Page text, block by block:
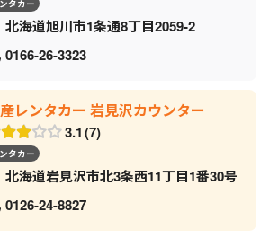
タカー
北海道旭川市1条通8丁目2059‐2
0166-26-3323
レンタカー 岩見沢カウンター
3.1 7
タカー
北海道岩見沢市北3条西11丁目1番30号
0126-24-8827